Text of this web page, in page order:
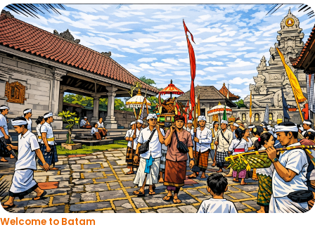
Welcome to Batam